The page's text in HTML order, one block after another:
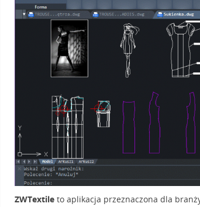
ZWTextile to aplikacja przeznaczona dla